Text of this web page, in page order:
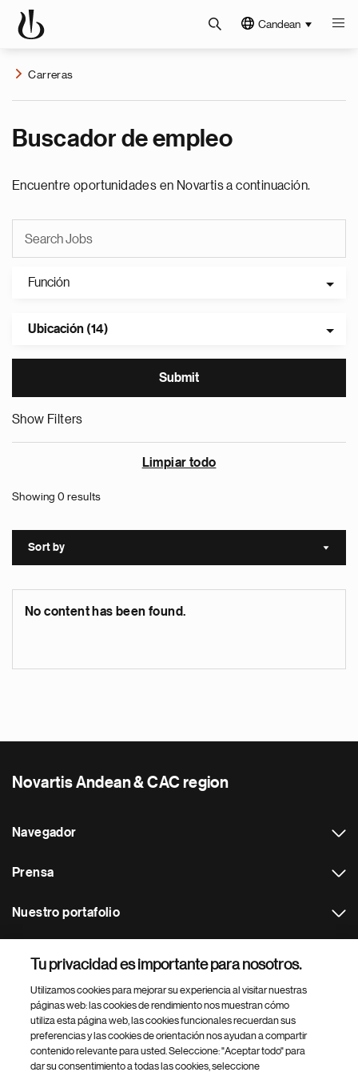
Candean
Carreras
Buscador de empleo
Encuentre oportunidades en Novartis a continuación.
Función
Ubicación (14)
Show Filters
Limpiar todo
Showing 0 results
Sort by Sort
No content has been found.
Novartis Andean & CAC region
Navegador
Prensa
Nuestro portafolio
Footer Site Search
Tu privacidad es importante para nosotros.
Utilizamos cookies para mejorar su experiencia al visitar nuestras
páginas web: las cookies de rendimiento nos muestran cómo
utiliza esta página web, las cookies funcionales recuerdan sus
preferencias y las cookies de orientación nos ayudan a compartir
contenido relevante para usted. Seleccione: "Aceptar todo" para
dar su consentimiento a todas las cookies, seleccione